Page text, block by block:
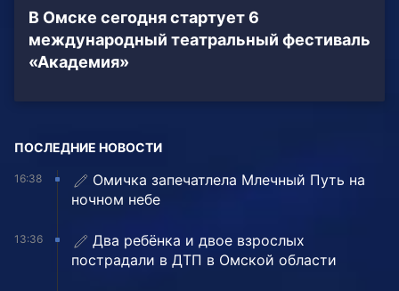
В Омске сегодня стартует 6
международный театральный фестиваль
«Академия»
ПОСЛЕДНИЕ НОВОСТИ
16:38
Омичка запечатлела Млечный Путь на
ночном небе
13:36
Два ребёнка и двое взрослых
пострадали в ДТП в Омской области